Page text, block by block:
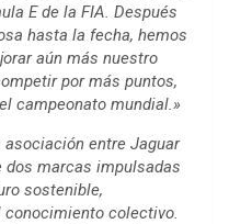
E de la FIA. Después
hasta la fecha, hemos
aún más nuestro
por más puntos,
campeonato mundial.»
asociación entre Jaguar
dos marcas impulsadas
sostenible,
conocimiento colectivo.